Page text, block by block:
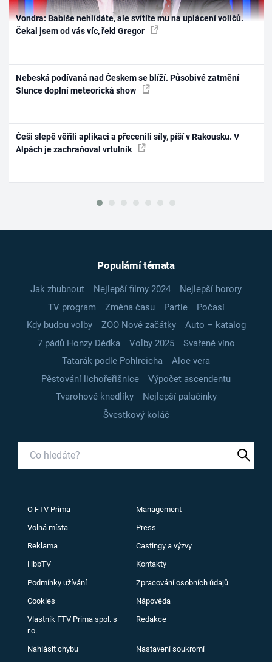
Vondra: Babiše nehlídáte, ale svítíte mu na uplácení voličů.
Čekal jsem od vás víc, řekl Gregor
Nebeská podívaná nad Českem se blíží. Působivé zatmění
Slunce doplní meteorická show
Češi slepě věřili aplikaci a přecenili síly, píší v Rakousku. V
Alpách je zachraňoval vrtulník
Populární témata
Jak zhubnout Nejlepší filmy 2024
Nejlepší horory
TV program
Změna času Partie
Počasí
Kdy budou volby
ZOO Nové začátky
Auto – katalog
7 pádů Honzy Dědka
Volby 2025
Svařené víno
Tatarák podle Pohlreicha
Aloe vera
Pěstování lichořeřišnice
Výpočet ascendentu
Tvarohové knedlíky
Nejlepší palačinky
Švestkový koláč
O FTV Prima Management
Volná místa Press
Reklama Castingy a výzvy
HbbTV Kontakty
Podmínky užívání Zpracování osobních údajů
Cookies Nápověda
Vlastník FTV Prima spol. s
r.o.
Redakce
Nahlásit chybu Nastavení soukromí